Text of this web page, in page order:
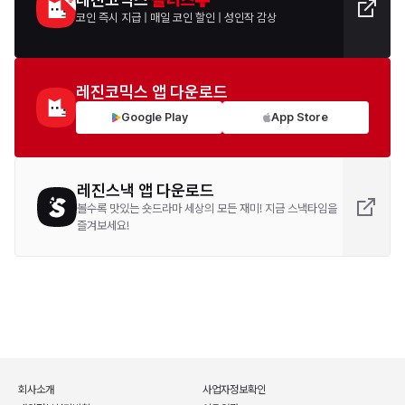
코인 즉시 지급 매일 코인 할인 성인작 감상
레진코믹스 앱 다운로드
Google Play App Store
레진스낵 앱 다운로드
볼수록 맛있는 숏드라마 세상의 모든 재미! 지금 스낵타임을
즐겨보세요!
회사소개
사업자정보확인